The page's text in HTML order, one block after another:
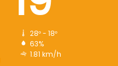
28º - 18º
63%
1.81 km/h